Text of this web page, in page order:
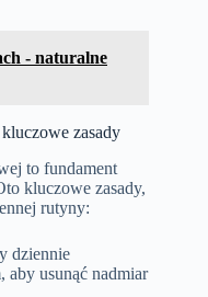
- naturalne
zasady
to fundament
kluczowe zasady,
rutyny:
dziennie
aby usunąć nadmiar